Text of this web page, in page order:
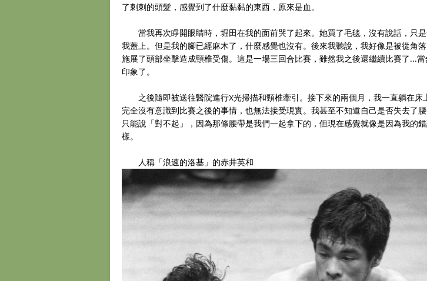
了刺刺的頭髮，感覺到了什麼黏黏的東西，原來是血。
當我再次睜開眼睛時，堀田在我的面前哭了起來。她買了毛毯，沒有說話，只
我蓋上。但是我的腳已經麻木了，什麼感覺也沒有。後來我聽說，我好像是被從角
施展了頭部坐擊造成頸椎受傷。這是一場三回合比賽，雖然我之後還繼續比賽了...當
印象了。
之後隨即被送往醫院進行X光掃描和頸椎牽引。接下來的兩個月，我一直躺在床
完全沒有意識到比賽之後的事情，也無法接受現實。我甚至不知道自己是否失去了
只能說「對不起」，因為那條腰帶是我們一起拿下的，但現在感覺就像是因為我的
樣。
人稱「浪速的洛基」的赤井英和